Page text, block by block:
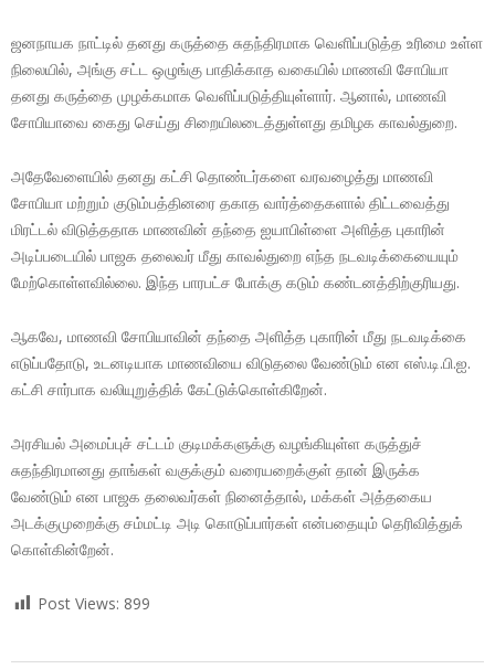
ஜனநாயக நாட்டில் தனது கருத்தை சுதந்திரமாக வெளிப்படுத்த உரிமை உள்ள
நிலையில், அங்கு சட்ட ஒழுங்கு பாதிக்காத வகையில் மாணவி சோபியா
தனது கருத்தை முழக்கமாக வெளிப்படுத்தியுள்ளார். ஆனால், மாணவி
சோபியாவை கைது செய்து சிறையிலடைத்துள்ளது தமிழக காவல்துறை.
அதேவேளையில் தனது கட்சி தொண்டர்களை வரவழைத்து மாணவி
சோபியா மற்றும் குடும்பத்தினரை தகாத வார்த்தைகளால் திட்டவைத்து
மிரட்டல் விடுத்ததாக மாணவின் தந்தை ஐயாபிள்ளை அளித்த புகாரின்
அடிப்படையில் பாஜக தலைவர் மீது காவல்துறை எந்த நடவடிக்கையையும்
மேற்கொள்ளவில்லை. இந்த பாரபட்ச போக்கு கடும் கண்டனத்திற்குரியது.
ஆகவே, மாணவி சோபியாவின் தந்தை அளித்த புகாரின் மீது நடவடிக்கை
எடுப்பதோடு, உடனடியாக மாணவியை விடுதலை வேண்டும் என எஸ்.டி.பி.ஐ.
கட்சி சார்பாக வலியுறுத்திக் கேட்டுக்கொள்கிறேன்.
அரசியல் அமைப்புச் சட்டம் குடிமக்களுக்கு வழங்கியுள்ள கருத்துச்
சுதந்திரமானது தாங்கள் வகுக்கும் வரையறைக்குள் தான் இருக்க
வேண்டும் என பாஜக தலைவர்கள் நினைத்தால், மக்கள் அத்தகைய
அடக்குமுறைக்கு சம்மட்டி அடி கொடுப்பார்கள் என்பதையும் தெரிவித்துக்
கொள்கின்றேன்.
Post Views: 899